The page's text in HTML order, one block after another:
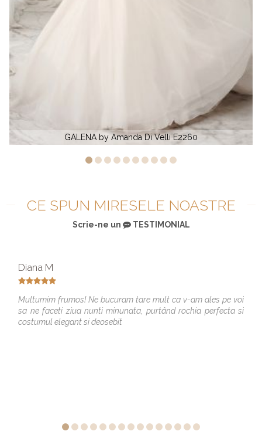
Di Velli E2260 CHANEL by
CE SPUN MIRESELE NOASTRE
Scrie-ne un TESTIMONIAL
Diana M
Multumim frumos! Ne bucuram tare mult ca v-am ales pe voi
sa ne faceti ziua nunti minunata, purtând rochia perfecta si
costumul elegant si deosebit